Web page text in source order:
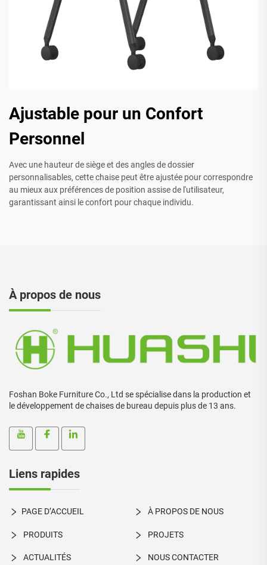
Ajustable pour un Confort
Personnel
Avec une hauteur de siège et des angles de dossier
personnalisables, cette chaise peut être ajustée pour correspondre
au mieux aux préférences de position assise de l'utilisateur,
garantissant ainsi le confort pour chaque individu.
À propos de nous
Foshan Boke Furniture Co., Ltd se spécialise dans la production et
le développement de chaises de bureau depuis plus de 13 ans.
Liens rapides
PAGE D’ACCUEIL À PROPOS DE NOUS
PRODUITS PROJETS
ACTUALITÉS NOUS CONTACTER